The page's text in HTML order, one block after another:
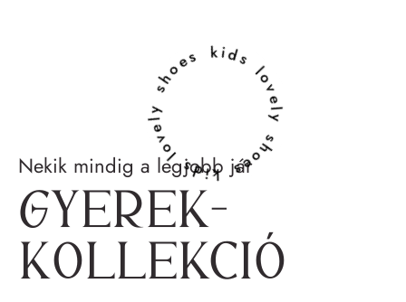
Nekik mindig a legjobb jár
Gyerek­
kollekció
lovely shoes kids lovely shoes kids